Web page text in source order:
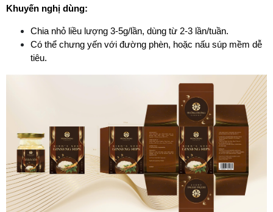
Khuyến nghị dùng:
Chia nhỏ liều lượng 3-5g/lần, dùng từ 2-3 lần/tuần.
Có thể chưng yến với đường phèn, hoặc nấu súp mềm dễ
tiêu.